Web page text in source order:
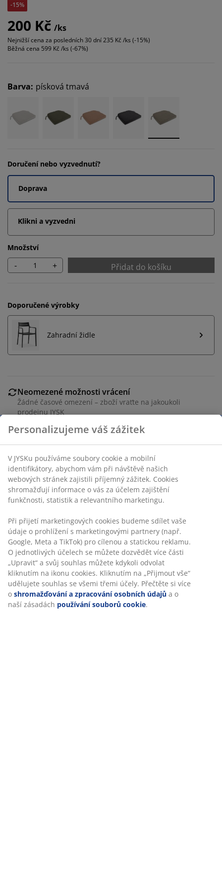
-15%
200 Kč /ks
Nejnižší cena za posledních 30 dní235 Kč /ks (-15%)
Běžná cena 599 Kč /ks (-67%)
Barva: písková tmavá
Doručení nebo vyzvednutí?
Doprava
Klikni a vyzvedni
Množství
- + Přidat do košíku
Doporučené výrobky
Zahradní židle
Neomezené možnosti vrácení
Žádné časové omezení – zboží vraťte na jakoukoli
prodejnu JYSK
Garance ceny
30-denní garance ceny na všechny výrobky
Flexibilní možnosti doručení
Rychlá a snadná doprava podle vašich představ
Luxusní polstr s odolným strukturově tkaným
potahem. Na sedadlo židle. 48x49x6 cm
Skladová položka: 6427930
Personalizujeme váš zážitek
V JYSKu používáme soubory cookie a mobilní
identifikátory, abychom vám při návštěvě našich
webových stránek zajistili příjemný zážitek. Cookies
shromažďují informace o vás za účelem zajištění
funkčnosti, statistik a relevantního marketingu.
Při přijetí marketingových cookies budeme sdílet vaše
údaje o prohlížení s marketingovými partnery (např.
Google, Meta a TikTok) pro cílenou a statickou reklamu.
O jednotlivých účelech se můžete dozvědět více části
„Upravit“ a svůj souhlas můžete kdykoli odvolat
kliknutím na ikonu cookies. Kliknutím na „Přijmout vše“
udělujete souhlas se všemi třemi účely. Přečtěte si více
o shromažďování a zpracování osobních údajů a o
naší zásadách používání souborů cookie.